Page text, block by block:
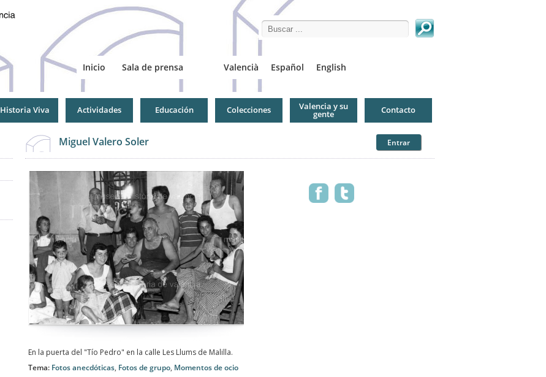
Search this site
Valencià Español English
Inicio Sala de prensa
Historia Viva Actividades Educación Colecciones Valencia y su
gente Contacto
Miguel Valero Soler Entrar
En la puerta del "Tío Pedro" en la calle Les Llums de Malilla.
Tema: Fotos anecdóticas, Fotos de grupo, Momentos de ocio